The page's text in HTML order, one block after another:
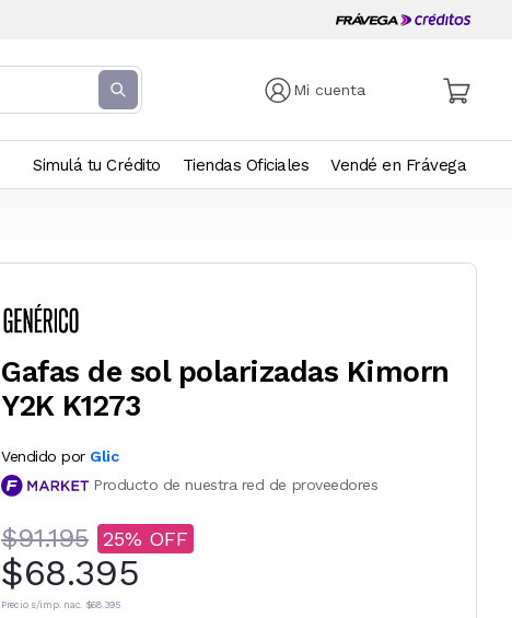
Mi cuenta
Simulá tu Crédito Tiendas Oficiales Vendé en Frávega
Gafas de sol polarizadas Kimorn
Y2K K1273
Vendido por Glic
Producto de nuestra red de proveedores
$91.195 25
$68.395
Precio s/imp. nac. $68.395